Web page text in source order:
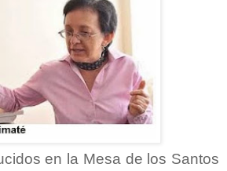
en la Mesa de los Santos